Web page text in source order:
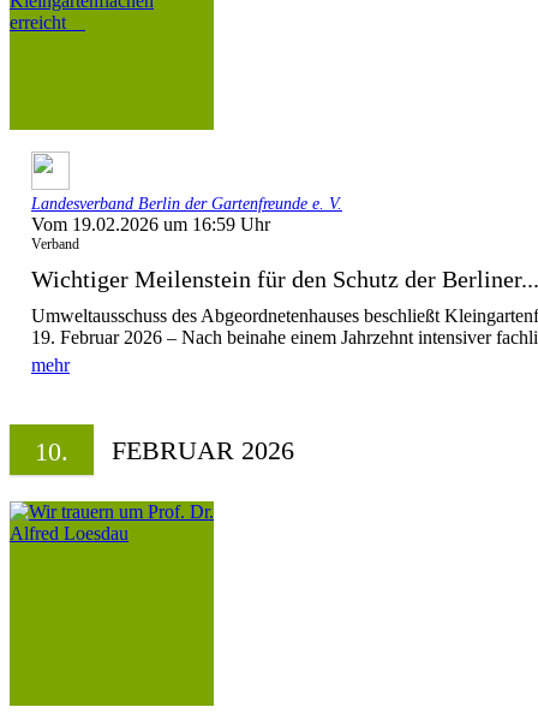
Landesverband Berlin der Gartenfreunde e. V.
Vom 19.02.2026 um 16:59 Uhr
Verband
Wichtiger Meilenstein für den Schutz der Berliner...
Umweltausschuss des Abgeordnetenhauses beschließt
19. Februar 2026 – Nach beinahe einem Jahrzehnt intensiver
mehr
10. FEBRUAR 2026